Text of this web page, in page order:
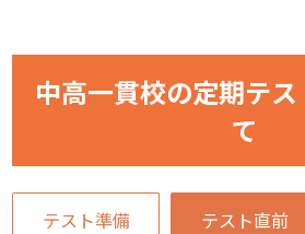
中高一貫校の定期テ
て
テスト準備 テスト直前